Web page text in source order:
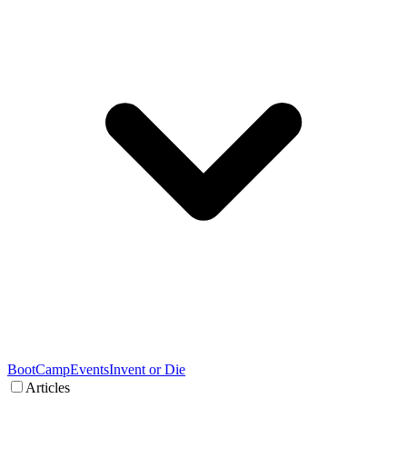
BootCampEventsInvent or Die
Articles